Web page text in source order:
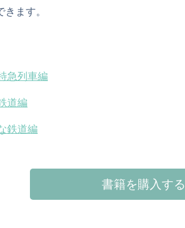
ます。
急列車編
道編
鉄道編
書籍を購入する